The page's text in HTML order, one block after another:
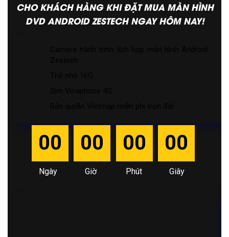
CHO KHÁCH HÀNG KHI ĐẶT MUA MÀN HÌNH
DVD ANDROID ZESTECH NGAY HÔM NAY!
00 00 00 00
Ngày Giờ Phút Giây